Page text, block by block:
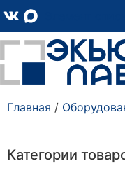
Главная /
Категории